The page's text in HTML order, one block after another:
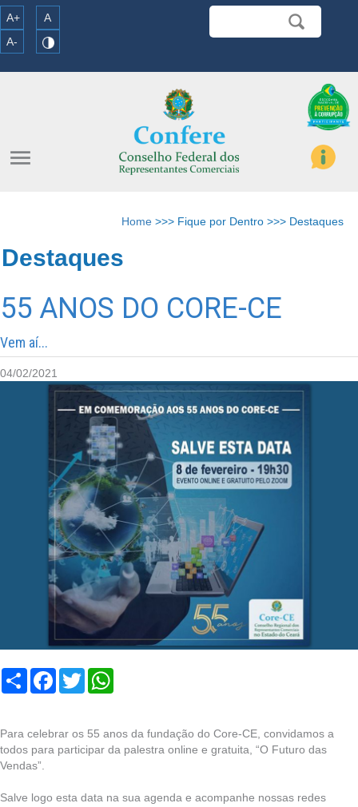
A+
A
A-
menu
Home >>> Fique por Dentro >>> Destaques
Destaques
55 ANOS DO CORE-CE
Vem aí...
04/02/2021
Compartilhar
Facebook
Twitter
Para celebrar os 55 anos da fundação do Core-CE, convidamos a
todos para participar da palestra online e gratuita, “O Futuro das
Vendas”.
Salve logo esta data na sua agenda e acompanhe nossas redes